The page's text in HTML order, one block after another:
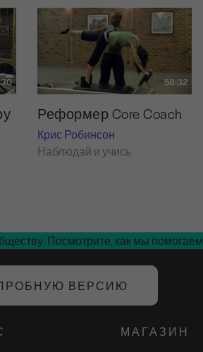
58:32
Реформер Core Coach
Крис Робинсон
Наблюдай и учись
Посмотрите, как мы помогаем.
ВЕРСИЮ
МАГАЗИН